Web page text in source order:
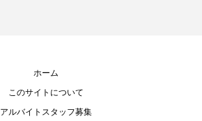
ホーム
このサイトについて
アルバイトスタッフ募集